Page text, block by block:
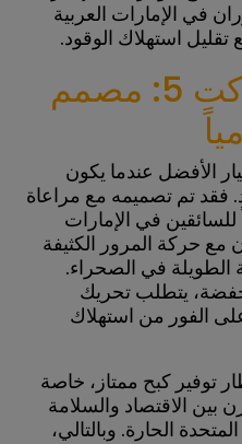
في الإمارات العربية
تقليل استهلاك الوقود.
كونتيسبورتكونتاكت 5: مصمم
الأفضل عندما يكون
فقد تم تصميمه مع مراعاة
للسائقين في الإمارات
مع حركة المرور الكثيفة
الطويلة في الصحراء.
يتطلب تحريك
الفور من استهلاك
توفير كبح ممتاز، خاصة
بين الاقتصاد والسلامة
الحارة. وبالتالي،